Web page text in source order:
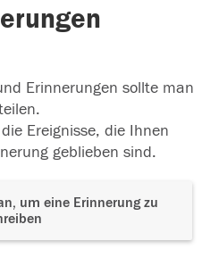
Erinnerungen sollte man
Ereignisse, die Ihnen
geblieben sind.
um eine Erinnerung zu